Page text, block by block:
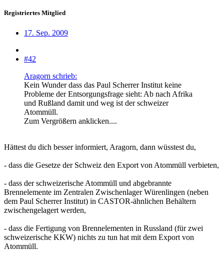
Registriertes Mitglied
17. Sep. 2009
#42
Aragorn schrieb:
Kein Wunder dass das Paul Scherrer Institut keine
Probleme der Entsorgungsfrage sieht: Ab nach Afrika
und Rußland damit und weg ist der schweizer
Atommüll.
Zum Vergrößern anklicken....
Hättest du dich besser informiert, Aragorn, dann wüsstest du,
- dass die Gesetze der Schweiz den Export von Atommüll verbieten,
- dass der schweizerische Atommüll und abgebrannte
Brennelemente im Zentralen Zwischenlager Würenlingen (neben
dem Paul Scherrer Institut) in CASTOR-ähnlichen Behältern
zwischengelagert werden,
- dass die Fertigung von Brennelementen in Russland (für zwei
schweizerische KKW) nichts zu tun hat mit dem Export von
Atommüll.